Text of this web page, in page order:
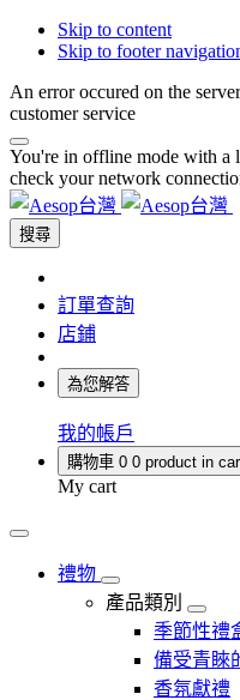
Skip to content
Skip to footer
An error occured on the
customer service
You're in offline mode with a
check your network
搜尋
訂單查詢
店鋪
為您解答
我的帳戶
購物車 0 0 product in
My cart
禮物
產品類別
季節性禮
備受青睞
香氛獻禮